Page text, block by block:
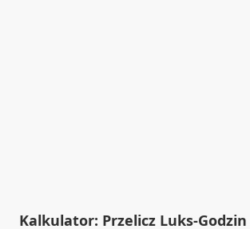
Kalkulator: Przelicz Luks-